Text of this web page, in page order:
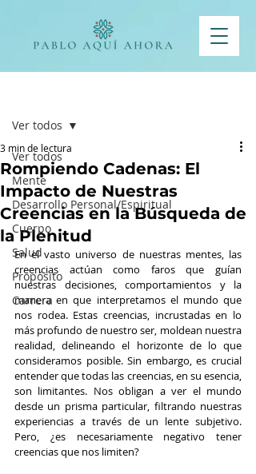
Ver todos
Mente
Desarrollo Personal/Espiritual
Cuerpo
Salud
Propósito
Carrera
Ver todos
Rompiendo Cadenas: El
Impacto de Nuestras
Creencias en la Búsqueda de
la Plenitud
3 min de lectura
En el vasto universo de nuestras mentes, las
creencias actúan como faros que guían
nuestras decisiones, comportamientos y la
manera en que interpretamos el mundo que
nos rodea. Estas creencias, incrustadas en lo
más profundo de nuestro ser, moldean nuestra
realidad, delineando el horizonte de lo que
consideramos posible. Sin embargo, es crucial
entender que todas las creencias, en su esencia,
son limitantes. Nos obligan a ver el mundo
desde un prisma particular, filtrando nuestras
experiencias a través de un lente subjetivo.
Pero, ¿es necesariamente negativo tener
creencias que nos limiten?